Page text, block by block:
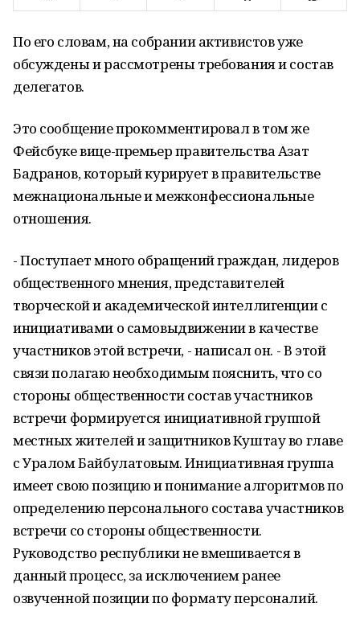
По его словам, на собрании активистов уже
обсуждены и рассмотрены требования и состав
делегатов.
Это сообщение прокомментировал в том же
Фейсбуке вице-премьер правительства Азат
Бадранов, который курирует в правительстве
межнациональные и межконфессиональные
отношения.
- Поступает много обращений граждан, лидеров
общественного мнения, представителей
творческой и академической интеллигенции с
инициативами о самовыдвижении в качестве
участников этой встречи, - написал он. - В этой
связи полагаю необходимым пояснить, что со
стороны общественности состав участников
встречи формируется инициативной группой
местных жителей и защитников Куштау во главе
с Уралом Байбулатовым. Инициативная группа
имеет свою позицию и понимание алгоритмов по
определению персонального состава участников
встречи со стороны общественности.
Руководство республики не вмешивается в
данный процесс, за исключением ранее
озвученной позиции по формату персоналий.